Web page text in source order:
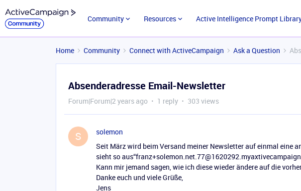
Community Resources Active Intelligence Prompt
Home Community Connect with ActiveCampaign Ask a Question
Absenderadresse Email-Newsletter
Forum|Forum|2 years ago 1 reply 303 views
S
solemon
Seit März wird beim Versand meiner Newsletter auf einmal eine
sieht so
Kann mir jemand sagen, wie ich diese wieder ändere auf die
Danke euch und viele Grüße,
Jens